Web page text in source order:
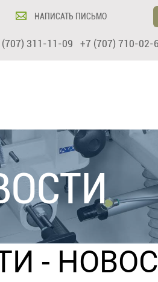
НАПИСАТЬ ПИСЬМО
311-11-09 +7 (707) 710-02-
-